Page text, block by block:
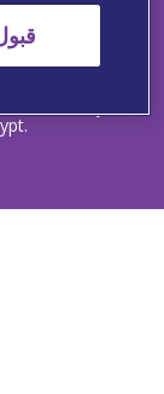
Notice
reserved.